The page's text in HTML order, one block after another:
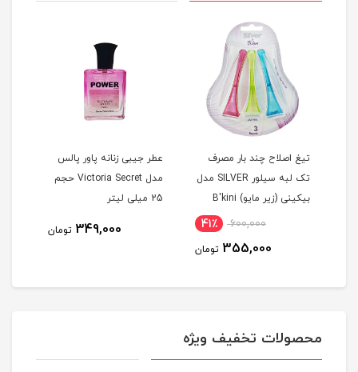
تیغ اصلاح چند بار مصرف
تک لبه سیلور SILVER مدل
بيکينی (زیر مایو) B'kini
600,000 41٪
355,000 تومان
عطر جیبی زنانه پاور پالس
مدل Victoria Secret حجم
25 میلی لیتر
349,000 تومان
محصولات تخفیف ویژه